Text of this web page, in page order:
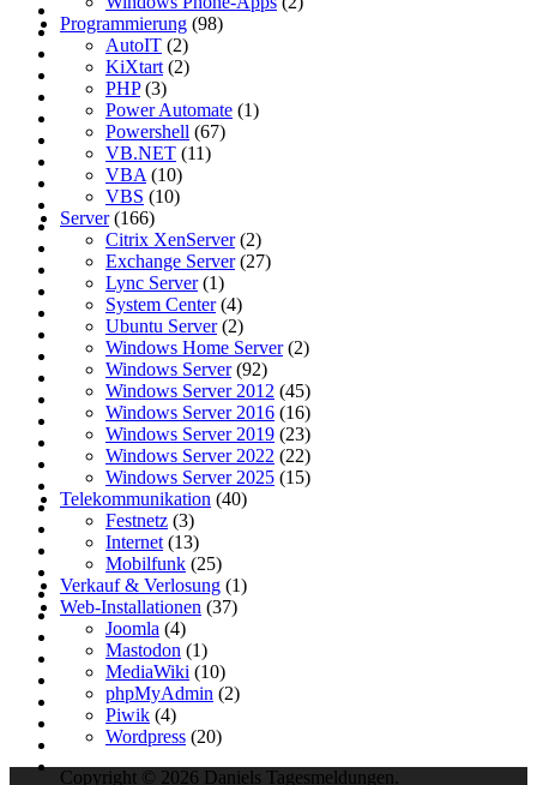
Programmierung (98)
AutoIT (2)
KiXtart (2)
PHP(3)
Power Automate (1)
Powershell (67)
VB.NET (11)
VBA (10)
VBS (10)
Server(166)
Citrix XenServer(2)
Exchange Server(27)
Lync Server(1)
System Center(4)
Ubuntu Server(2)
Windows Home Server(2)
Windows Server(92)
Windows Server 2012 (45)
Windows Server 2016 (16)
Windows Server 2019 (23)
Windows Server 2022 (22)
Windows Server 2025 (15)
Telekommunikation (40)
Festnetz (3)
Internet (13)
Mobilfunk (25)
Verkauf & Verlosung (1)
Web-Installationen (37)
Joomla (4)
Mastodon (1)
MediaWiki (10)
phpMyAdmin (2)
Piwik (4)
Wordpress (20)
Copyright © 2026 Daniels Tagesmeldungen.